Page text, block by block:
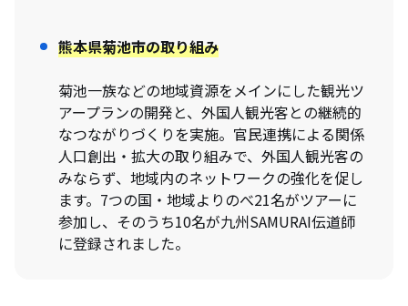
熊本県菊池市の取り組み
菊池一族などの地域資源をメインにした観光ツ
アープランの開発と、外国人観光客との継続的
なつながりづくりを実施。官民連携による関係
人口創出・拡大の取り組みで、外国人観光客の
みならず、地域内のネットワークの強化を促し
ます。7つの国・地域よりのべ21名がツアーに
参加し、そのうち10名が九州SAMURAI伝道師
に登録されました。